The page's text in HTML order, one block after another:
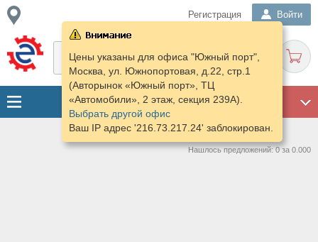
Регистрация Войти
Цены указаны для офиса "Южный порт",
Москва, ул. Южнопортовая, д.22, стр.1
(Авторынок «Южный порт», ТЦ
«Автомобили», 2 этаж, секция 239А).
Выбрать другой офис
Ваш IP адрес '216.73.217.24' заблокирован.
Нашлось предложений: 0 за 0.000